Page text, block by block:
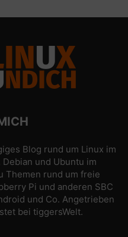
Blog rund um Linux im
und Ubuntu im
Themen rund um freie
Pi und anderen SBC
und Co. Angetrieben
bei tiggersWelt.